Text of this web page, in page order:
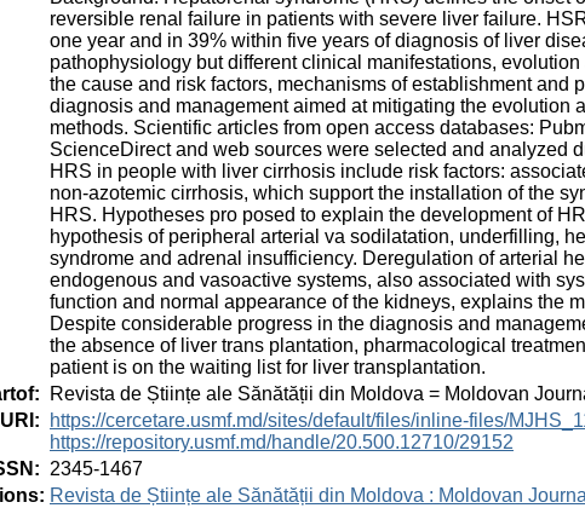
reversible renal failure in patients with severe liver failure.
one year and in 39% within five years of diagnosis of liver
pathophysiology but different clinical manifestations,
the cause and risk factors, mechanisms of establishment and
diagnosis and management aimed at mitigating the evolution
methods. Scientific articles from open access databases:
ScienceDirect and web sources were selected and analyzed
HRS in people with liver cirrhosis include risk factors:
non-azotemic cirrhosis, which support the installation of the
HRS. Hypotheses pro posed to explain the development of
hypothesis of peripheral arterial va sodilatation, underfilling,
syndrome and adrenal insufficiency. Deregulation of arterial
endogenous and vasoactive systems, also associated with
function and normal appearance of the kidneys, explains the
Despite considerable progress in the diagnosis and
the absence of liver trans plantation, pharmacological
patient is on the waiting list for liver transplantation.
:
Revista de Științe ale Sănătății din Moldova = Moldovan
URI :
https://cercetare.usmf.md/sites/default/files/inline-files/
https://repository.usmf.md/handle/20.500.12710/29152
: 2345-1467
Revista de Științe ale Sănătății din Moldova : Moldovan